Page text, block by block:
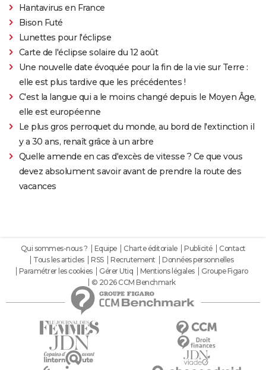
Hantavirus en France
Bison Futé
Lunettes pour l'éclipse
Carte de l'éclipse solaire du 12 août
Une nouvelle date évoquée pour la fin de la vie sur Terre :
elle est plus tardive que les précédentes !
C'est la langue qui a le moins changé depuis le Moyen Âge,
elle est européenne
Le plus gros perroquet du monde, au bord de l'extinction il
y a 30 ans, renaît grâce à un arbre
Quelle amende en cas d'excès de vitesse ? Ce que vous
devez absolument savoir avant de prendre la route des
vacances
Qui sommes-nous ? Equipe Charte éditoriale Publicité
Contact
Tous les articles
RSS Recrutement
Données personnelles
Paramétrer les cookies
Gérer Utiq Mentions légales
Groupe Figaro
© 2026 CCM Benchmark